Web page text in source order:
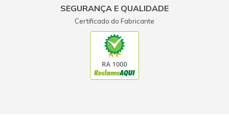
SEGURANÇA E QUALIDADE
Certificado do Fabricante